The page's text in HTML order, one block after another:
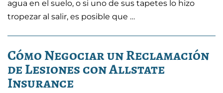
agua en el suelo, o si uno de sus tapetes lo hizo
tropezar al salir, es posible que …
Cómo Negociar un Reclamación
de Lesiones con Allstate
Insurance